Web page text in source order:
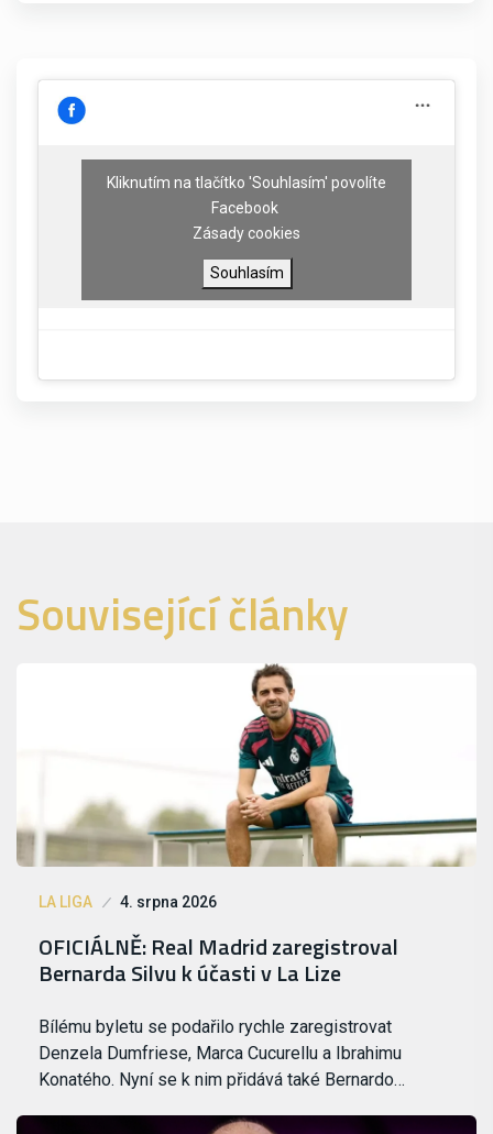
Kliknutím na tlačítko 'Souhlasím' povolíte
Facebook
Zásady cookies
Souhlasím
Související články
LA LIGA 4. srpna 2026
OFICIÁLNĚ: Real Madrid zaregistroval
Bernarda Silvu k účasti v La Lize
Bílému byletu se podařilo rychle zaregistrovat
Denzela Dumfriese, Marca Cucurellu a Ibrahimu
Konatého. Nyní se k nim přidává také Bernardo…